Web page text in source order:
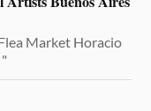
Market Horacio